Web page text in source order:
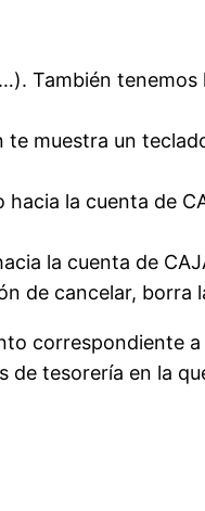
También tenemos
te muestra un
la cuenta de
la cuenta de
de cancelar, borra
correspondiente
tesorería en la